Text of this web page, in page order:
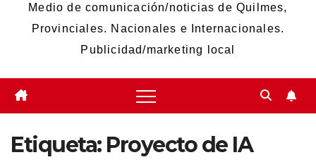
Medio de comunicación/noticias de Quilmes,
Provinciales. Nacionales e Internacionales.
Publicidad/marketing local
Etiqueta: Proyecto de IA